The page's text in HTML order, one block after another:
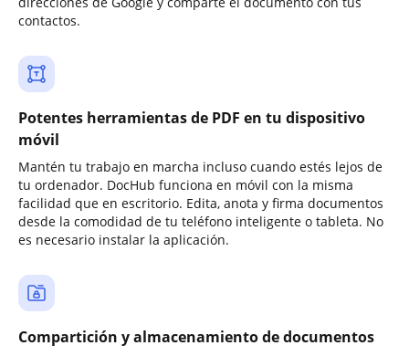
contactos.
Potentes herramientas de PDF en tu dispositivo
móvil
Mantén tu trabajo en marcha incluso cuando estés lejos de
tu ordenador. DocHub funciona en móvil con la misma
facilidad que en escritorio. Edita, anota y firma documentos
desde la comodidad de tu teléfono inteligente o tableta. No
es necesario instalar la aplicación.
Compartición y almacenamiento de documentos